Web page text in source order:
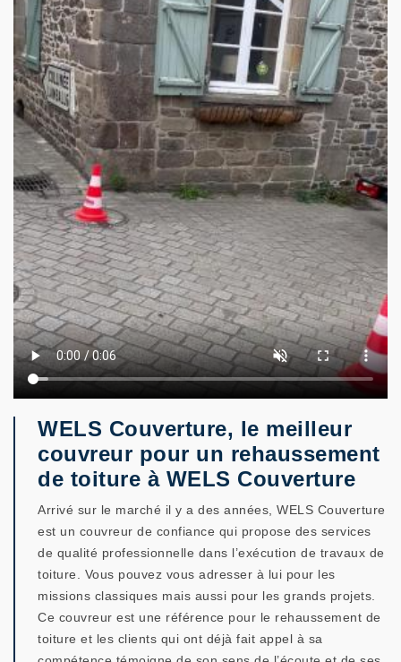
WELS Couverture, le meilleur
couvreur pour un rehaussement
de toiture à WELS Couverture
Arrivé sur le marché il y a des années, WELS Couverture
est un couvreur de confiance qui propose des services
de qualité professionnelle dans l’exécution de travaux de
toiture. Vous pouvez vous adresser à lui pour les
missions classiques mais aussi pour les grands projets.
Ce couvreur est une référence pour le rehaussement de
toiture et les clients qui ont déjà fait appel à sa